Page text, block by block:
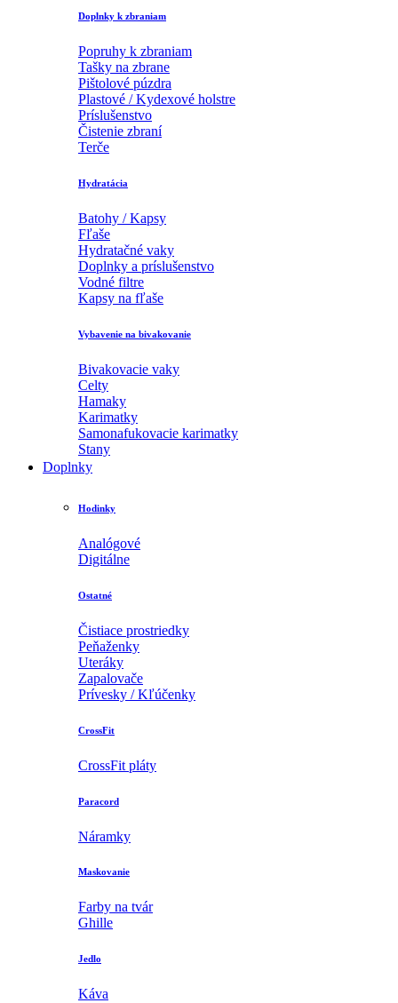
Doplnky k zbraniam
Popruhy k zbraniam
Tašky na zbrane
Pištolové púzdra
Plastové / Kydexové holstre
Príslušenstvo
Čistenie zbraní
Terče
Hydratácia
Batohy / Kapsy
Fľaše
Hydratačné vaky
Doplnky a príslušenstvo
Vodné filtre
Kapsy na fľaše
Vybavenie na bivakovanie
Bivakovacie vaky
Celty
Hamaky
Karimatky
Samonafukovacie karimatky
Stany
Doplnky
Hodinky
Analógové
Digitálne
Ostatné
Čistiace prostriedky
Peňaženky
Uteráky
Zapalovače
Prívesky / Kľúčenky
CrossFit
CrossFit pláty
Paracord
Náramky
Maskovanie
Farby na tvár
Ghille
Jedlo
Káva